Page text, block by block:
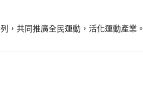
，共同推廣全民運動，活化運動產業。